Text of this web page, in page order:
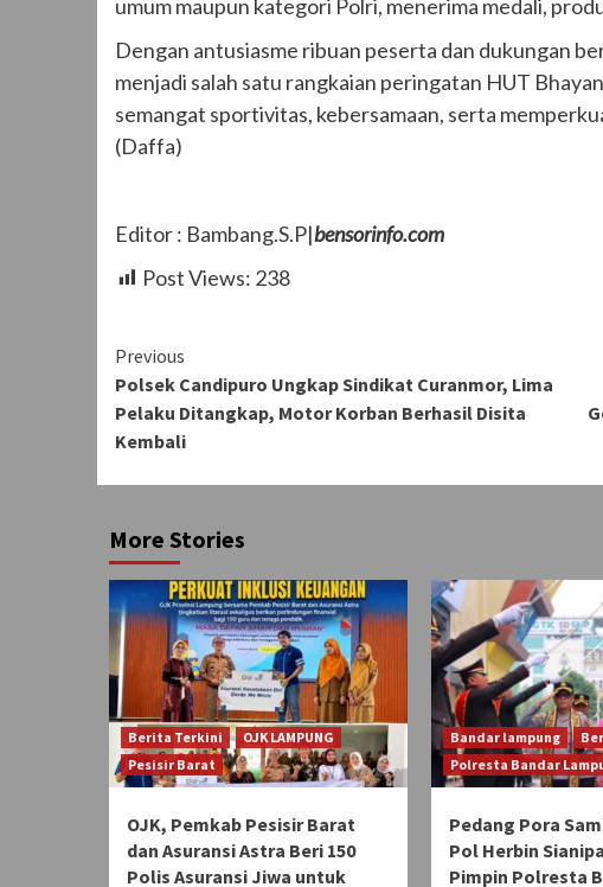
umum maupun kategori Polri, menerima medali,
Dengan antusiasme ribuan peserta dan dukungan
menjadi salah satu rangkaian peringatan HUT
semangat sportivitas, kebersamaan, serta
(Daffa)
Editor : Bambang.S.P|bensorinfo.com
Post Views: 238
Continue
Reading
Previous
Polsek Candipuro Ungkap Sindikat Curanmor, Lima
Pelaku Ditangkap, Motor Korban Berhasil Disita
Kembali
More Stories
Berita Terkini
OJK LAMPUNG
Pesisir Barat
OJK, Pemkab Pesisir Barat
dan Asuransi Astra Beri 150
Polis Asuransi Jiwa untuk
Bandar lampung
Polresta Bandar
Pedang Pora
Pol Herbin
Pimpin Polresta